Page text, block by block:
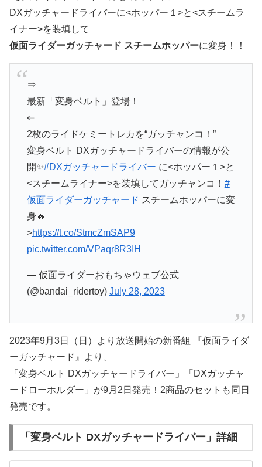
DXガッチャードライバーに<ホッパー１>と<スチームラ
イナー>を装填して
仮面ライダーガッチャード スチームホッパーに変身！！
⇒
最新「変身ベルト」登場！
⇐
2枚のライドケミートレカを“ガッチャンコ！”
変身ベルト DXガッチャードライバーの情報が公
開✨#DXガッチャードライバー に<ホッパー１>と
<スチームライナー>を装填してガッチャンコ！ #
仮面ライダーガッチャード スチームホッパーに変
身🔥
>https://t.co/StmcZmSAP9
pic.twitter.com/VPaqr8R3IH
— 仮面ライダーおもちゃウェブ公式
(@bandai_ridertoy) July 28, 2023
2023年9月3日（日）より放送開始の新番組 『仮面ライダ
ーガッチャード』より、
「変身ベルト DXガッチャードライバー」「DXガッチャ
ードローホルダー」が9月2日発売！2商品のセットも同日
発売です。
「変身ベルト DXガッチャードライバー」詳細